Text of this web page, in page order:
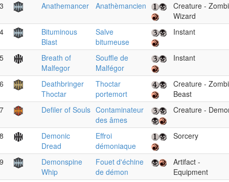
Anathemancer Anathèmancien
Creature -
Wizard
Bituminous
Blast
Salve
bitumeuse
Instant
Breath of
Malfegor
Souffle de
Malfégor
Instant
Deathbringer
Thoctar
Thoctar
portemort
Creature -
Beast
Defiler of Souls Contaminateur
des âmes
Creature -
Demonic
Dread
Effroi
démoniaque
Sorcery
Demonspine
Whip
Fouet d'échine
de démon
Artifact -
Equipment